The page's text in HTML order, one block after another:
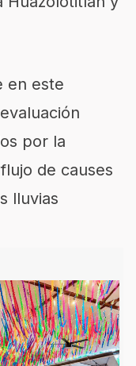
en este
por la
de causes
lluvias